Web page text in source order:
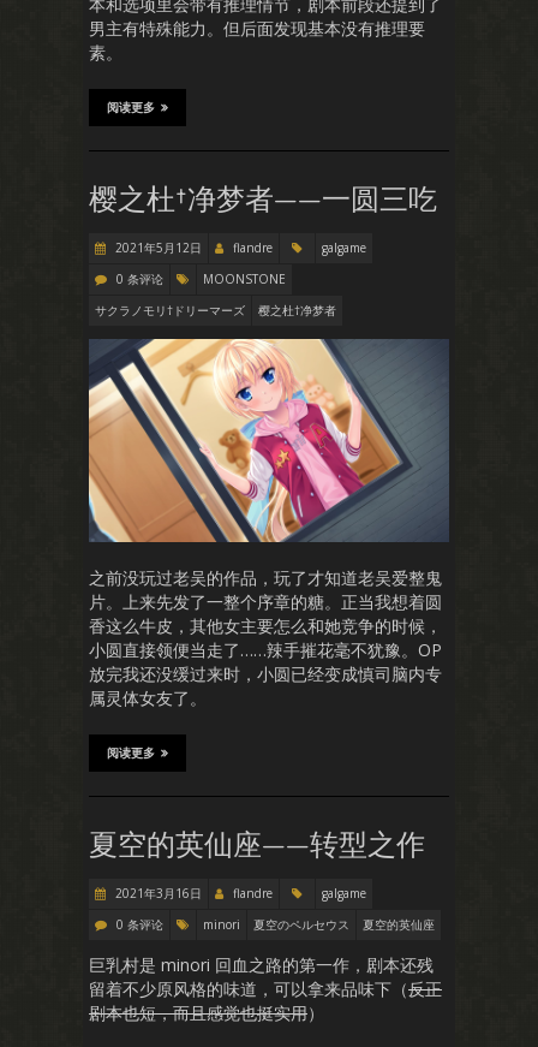
男主有特殊能力。但后面发现基本没有推理要
素。
阅读更多
樱之杜†净梦者——一圆三吃
2021年5月12日 flandre
galgame
0 条评论
MOONSTONE
サクラノモリ†ドリーマーズ
樱之杜†净梦者
之前没玩过老吴的作品，玩了才知道老吴爱整鬼
片。上来先发了一整个序章的糖。正当我想着圆
香这么牛皮，其他女主要怎么和她竞争的时候，
小圆直接领便当走了……辣手摧花毫不犹豫。OP
放完我还没缓过来时，小圆已经变成慎司脑内专
属灵体女友了。
阅读更多
夏空的英仙座——转型之作
2021年3月16日 flandre
galgame
0 条评论
minori 夏空のペルセウス 夏空的英仙座
巨乳村是 minori 回血之路的第一作，剧本还残
留着不少原风格的味道，可以拿来品味下（反正
剧本也短，而且感觉也挺实用）